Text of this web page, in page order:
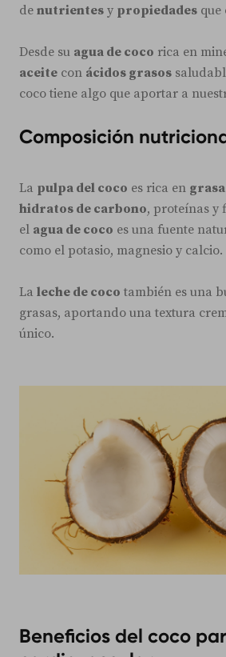
de nutrientes y propiedades que
Desde su agua de coco rica en
aceite con ácidos grasos
coco tiene algo que aportar a
Composición
La pulpa del coco es rica en
hidratos de carbono, proteínas y
el agua de coco es una fuente
como el potasio, magnesio y calcio.
La leche de coco también es una
grasas, aportando una textura
único.
Beneficios del coco